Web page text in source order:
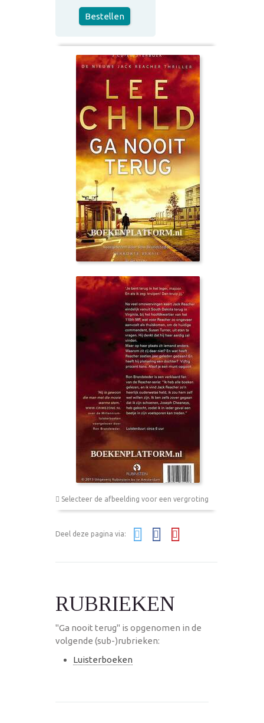
Bestellen
Selecteer de afbeelding voor een vergroting
Deel deze pagina via:
RUBRIEKEN
"Ga nooit terug" is opgenomen in de
volgende (sub-)rubrieken:
Luisterboeken